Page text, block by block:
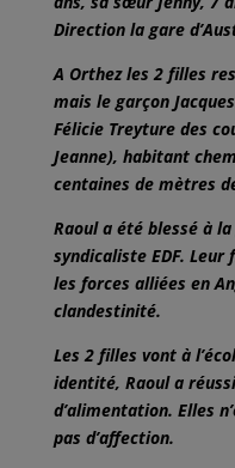
Direction la gare
A Orthez les 2 filles
mais le garçon
Félicie Treyture des
Jeanne), habitant
centaines de mètres
Raoul a été blessé à
syndicaliste EDF. Leur
les forces alliées en
clandestinité.
Les 2 filles vont à
identité, Raoul a
d’alimentation. Elles
pas d’affection.